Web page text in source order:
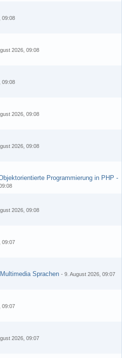
09:08
2026, 09:08
09:08
2026, 09:08
2026, 09:08
Programmierung in PHP -
2026, 09:08
09:07
Multimedia Sprachen - 9. August 2026, 09:07
09:07
2026, 09:07